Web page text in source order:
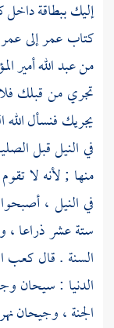
إليك ببطاقة داخل
كتابعمرإلى
من عبد اللهأمير
تجري من قبلك
يجريك فنسأل الله
في النيل قبل
منها ; لأنه لا
في النيل ،
ستة عشر ذراعا ،
السنة . قالكعب
الدنيا : سيحان
الجنة ، وجيحان